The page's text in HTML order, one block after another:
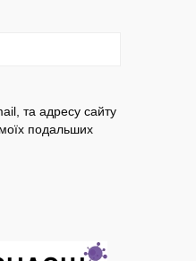
та адресу сайту
подальших